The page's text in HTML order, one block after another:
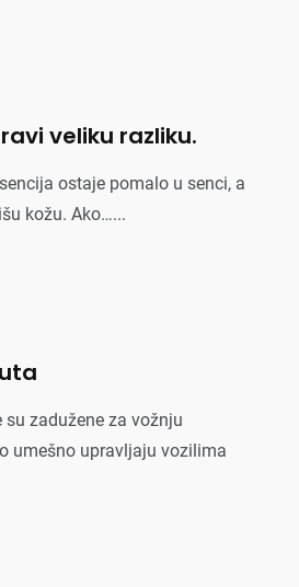
veliku razliku.
ostaje pomalo u senci, a
kožu. Ako…...
zadužene za vožnju
umešno upravljaju vozilima